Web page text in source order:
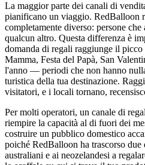
La maggior parte dei canali di
pianificano un viaggio. RedBalloon
completamente diverso: persone che
qualcun altro. Questa differenza è
domanda di regali raggiunge il
Mamma, Festa del Papà, San
l'anno — periodi che non hanno
turistica della tua destinazione.
visitatori, e i locali tornano,
Per molti operatori, un canale di
riempire la capacità al di fuori dei
costruire un pubblico domestico
poiché RedBalloon ha trascorso
australiani e ai neozelandesi a